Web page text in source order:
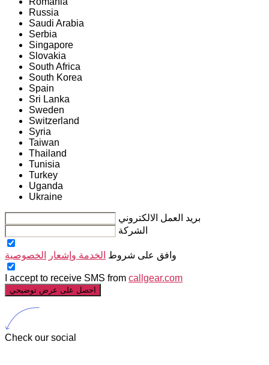
Russia
Saudi Arabia
Serbia
Singapore
Slovakia
South Africa
South Korea
Spain
Sri Lanka
Sweden
Switzerland
Syria
Taiwan
Thailand
Tunisia
Turkey
Uganda
Ukraine
بريد العمل الالكتروني
الشركة
وافق على شروط الخدمة وإشعار الخصوصية
I accept to receive SMS from callgear.com
احصل على عرض توضيحي
Check our social